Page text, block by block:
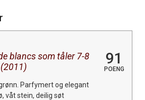
blancs som tåler 7-8
91
POENG
Parfymert og elegant
våt stein, deilig søt